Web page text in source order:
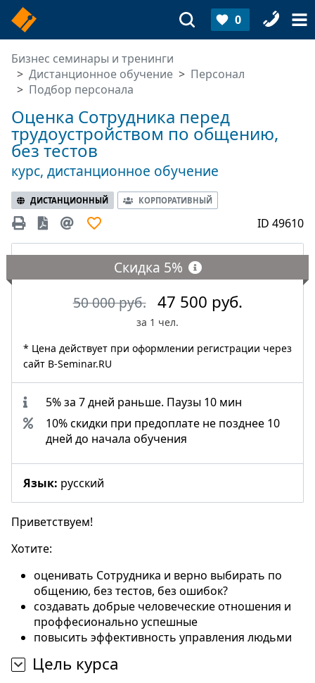
0
Бизнес семинары и тренинги
Дистанционное обучение
Персонал
Подбор персонала
Оценка Сотрудника перед
трудоустройством по общению,
без тестов
курс, дистанционное обучение
ДИСТАНЦИОННЫЙ КОРПОРАТИВНЫЙ
ID 49610
Скидка 5%
50 000 руб.
47 500 руб.
за 1 чел.
* Цена действует при оформлении регистрации через
сайт B-Seminar.RU
5% за 7 дней раньше. Паузы 10 мин
10% скидки при предоплате не позднее 10
дней до начала обучения
Язык: русский
Приветствуем!
Хотите:
оценивать Сотрудника и верно выбирать по
общению, без тестов, без ошибок?
создавать добрые человеческие отношения и
проффесионально успешные
повысить эффективность управления людьми
Цель курса